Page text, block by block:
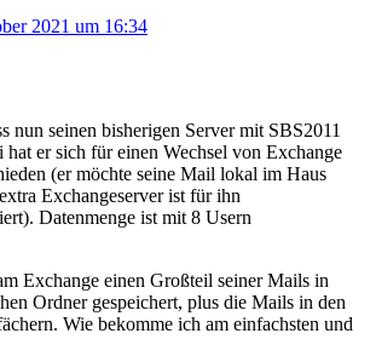
2021 um 16:34
nun seinen bisherigen Server mit SBS2011
hat er sich für einen Wechsel von Exchange
(er möchte seine Mail lokal im Haus
Exchangeserver ist für ihn
Datenmenge ist mit 8 Usern
Exchange einen Großteil seiner Mails in
Ordner gespeichert, plus die Mails in den
Wie bekomme ich am einfachsten und